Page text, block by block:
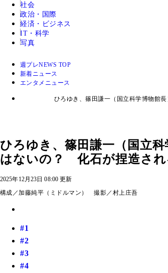
社会
政治・国際
経済・ビジネス
IT・科学
写真
週プレNEWS TOP
新着ニュース
エンタメニュース
ひろゆき、篠田謙一（国立科学博物館
ひろゆき、篠田謙一（国立
はないの？ 化石が捏造され
2025年12月23日 08:00 更新
構成／加藤純平（ミドルマン） 撮影／村上庄吾
#1
#2
#3
#4